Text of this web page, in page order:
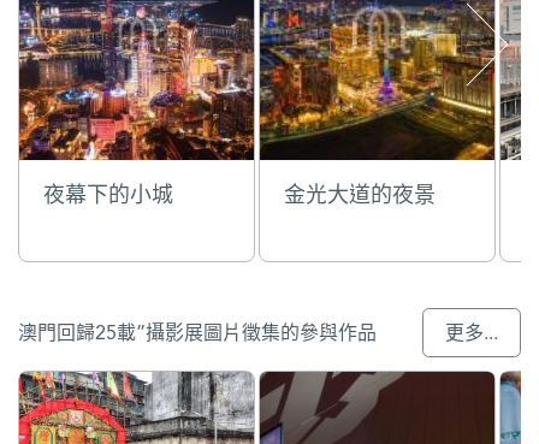
夜幕下的小城 金光大道的夜景
澳門回歸25載”攝影展圖片徵集的參與作品 更多...